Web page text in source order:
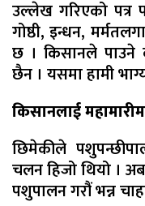
उल्लेख गरिएको पत्र
गोष्ठी, इन्धन,
छ । किसानले पाउने
छैन । यसमा हामी
किसानलाई
छिमेकीले
चलन हिजो थियो ।
पशुपालन गरौं भन्न